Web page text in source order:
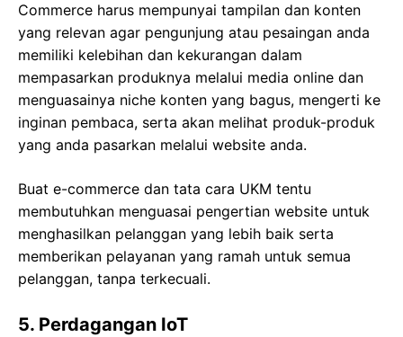
Commerce harus mempunyai tampilan dan konten
yang relevan agar pengunjung atau pesaingan anda
memiliki kelebihan dan kekurangan dalam
mempasarkan produknya melalui media online dan
menguasainya niche konten yang bagus, mengerti ke
inginan pembaca, serta akan melihat produk-produk
yang anda pasarkan melalui website anda.
Buat e-commerce dan tata cara UKM tentu
membutuhkan menguasai pengertian website untuk
menghasilkan pelanggan yang lebih baik serta
memberikan pelayanan yang ramah untuk semua
pelanggan, tanpa terkecuali.
5. Perdagangan IoT